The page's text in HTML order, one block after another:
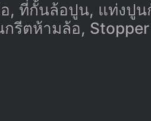
, ที่กั้นล้อปูน, แท่งปูน
รีตห้ามล้อ, Stopper